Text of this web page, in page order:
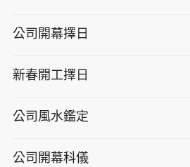
公司開幕擇日
新春開工擇日
公司風水鑑定
公司開幕科儀